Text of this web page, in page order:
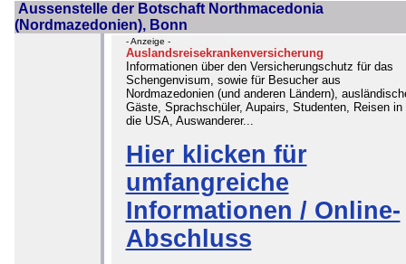
Aussenstelle der Botschaft Northmacedonia
(Nordmazedonien), Bonn
- Anzeige -
Auslandsreisekrankenversicherung
Informationen über den Versicherungschutz für das
Schengenvisum, sowie für Besucher aus
Nordmazedonien (und anderen Ländern),
Gäste, Sprachschüler, Aupairs, Studenten, Reisen in
die USA, Auswanderer...
Hier klicken für
umfangreiche
Informationen / Online-
Abschluss